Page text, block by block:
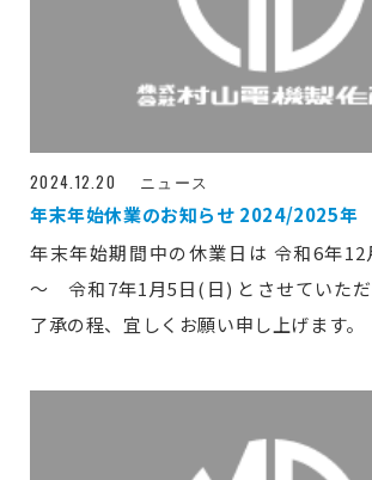
2024.12.20 ニュース
年末年始休業のお知らせ 2024/2025年
年末年始期間中の休業日は 令和6年
～ 令和7年1月5日(日) とさせていた
了承の程、宜しくお願い申し上げます。